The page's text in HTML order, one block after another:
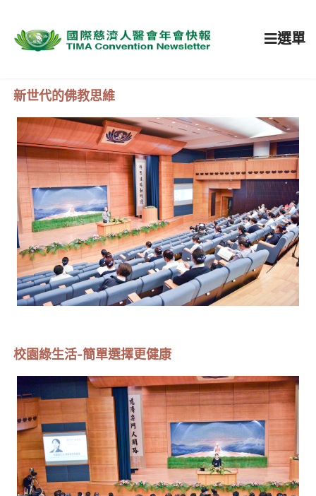
選單
新世代的佛教思維
校園綠生活-簡單選擇更健康